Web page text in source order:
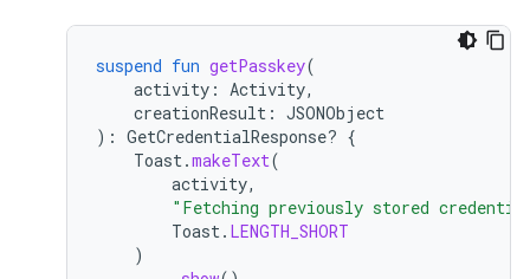
suspend fun getPasskey(
activity : Activity,
creationResult : JSONObject
): GetCredentialResponse? {
Toast.makeText(
activity,
"Fetching previously stored
Toast. LENGTH_SHORT
)